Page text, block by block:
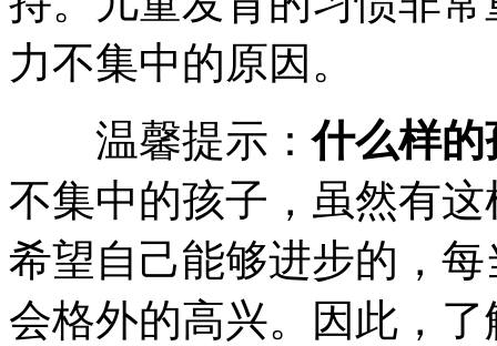
力不集中的原因。
温馨提示：什么样
不集中的孩子，虽然有
希望自己能够进步的，
会格外的高兴。因此，